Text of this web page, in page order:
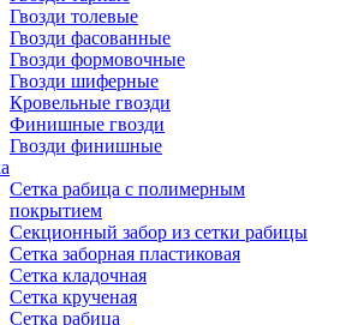
Гвозди толевые
Гвозди фасованные
Гвозди формовочные
Гвозди шиферные
Кровельные гвозди
Финишные гвозди
Гвозди финишные
Сетка рабица с полимерным
покрытием
Секционный забор из сетки рабицы
Сетка заборная пластиковая
Сетка кладочная
Сетка крученая
Сетка рабица